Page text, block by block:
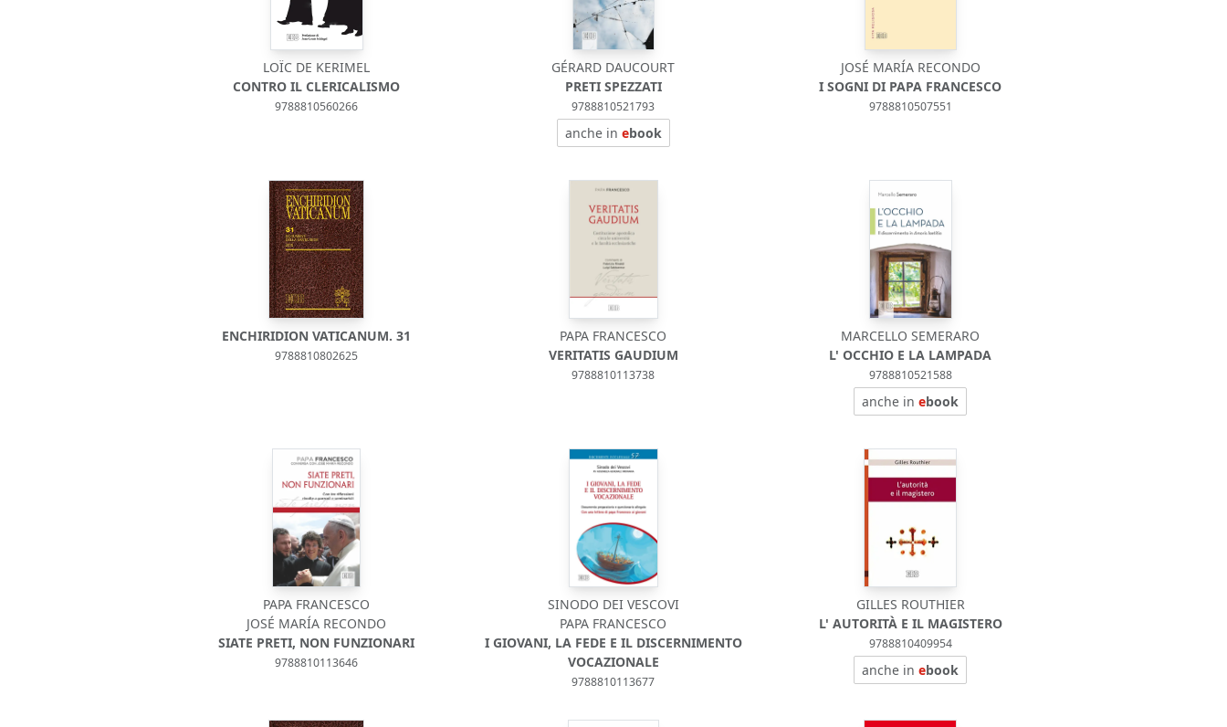
LOÏC DE KERIMEL
CONTRO IL CLERICALISMO
9788810560266
GÉRARD DAUCOURT
PRETI SPEZZATI
9788810521793
anche in ebook
JOSÉ MARÍA RECONDO
I SOGNI DI PAPA FRANCESCO
9788810507551
ENCHIRIDION VATICANUM. 31
9788810802625
PAPA FRANCESCO
VERITATIS GAUDIUM
9788810113738
MARCELLO SEMERARO
L' OCCHIO E LA LAMPADA
9788810521588
anche inebook
PAPA FRANCESCO
JOSÉ MARÍA RECONDO
SIATE PRETI, NON FUNZIONARI
9788810113646
SINODO DEI VESCOVI
PAPA FRANCESCO
I GIOVANI, LA FEDE E IL DISCERNIMENTO
VOCAZIONALE
9788810113677
GILLES ROUTHIER
L' AUTORITÀ E IL MAGISTERO
9788810409954
anche inebook